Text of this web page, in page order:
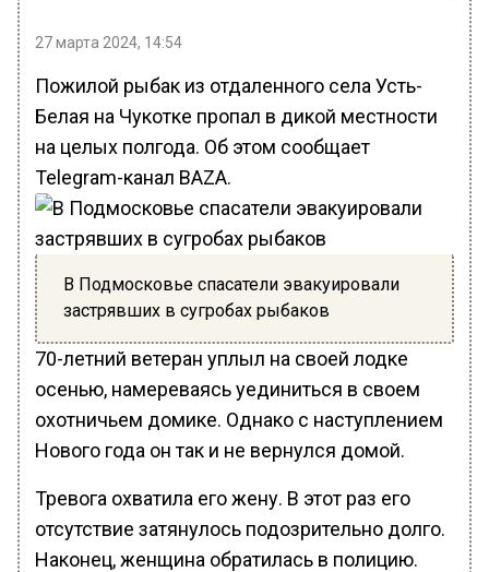
27 марта 2024, 14:54
Пожилой рыбак из отдаленного села Усть-
Белая на Чукотке пропал в дикой местности
на целых полгода. Об этом сообщает
Telegram-канал BAZA.
В Подмосковье спасатели эвакуировали
застрявших в сугробах рыбаков
70-летний ветеран уплыл на своей лодке
осенью, намереваясь уединиться в своем
охотничьем домике. Однако с наступлением
Нового года он так и не вернулся домой.
Тревога охватила его жену. В этот раз его
отсутствие затянулось подозрительно долго.
Наконец, женщина обратилась в полицию.